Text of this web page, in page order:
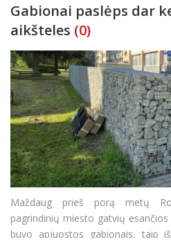
Gabionai paslėps dar
aikšteles (0)
Maždaug prieš porą metų
pagrindinių miesto gatvių
buvo apjuostos gabionais, taip